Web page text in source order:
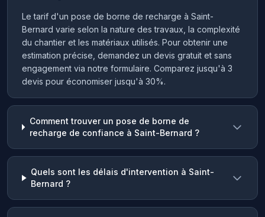
Le tarif d'un pose de borne de recharge à Saint-
Bernard varie selon la nature des travaux, la complexité
du chantier et les matériaux utilisés. Pour obtenir une
estimation précise, demandez un devis gratuit et sans
engagement via notre formulaire. Comparez jusqu'à 3
devis pour économiser jusqu'à 30%.
Comment trouver un pose de borne de
recharge de confiance à Saint-Bernard ?
Quels sont les délais d'intervention à Saint-
Bernard ?